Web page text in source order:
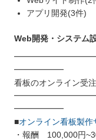
アプリ開発(3件)
Web開発・システム
━━━━━━
看板のオンライン受
━━━━━━
■オンライン看板製作
・報酬 100,000円